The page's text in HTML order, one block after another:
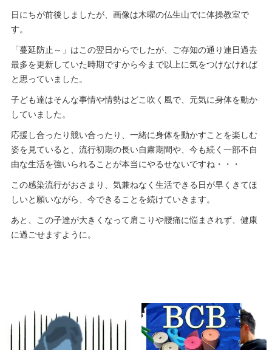
日にちが前後しましたが、画像は木曜の仏生山でに体操教室で
す。
「蔓延防止～」はこの翌日からでしたが、ご存知の通り連日過去
最多を更新していた時期ですから今まで以上に気をつけなければ
と思っていました。
子ども達はそんな事情や情勢はどこ吹く風で、元気に身体を動か
していました。
応援し合ったり競い合ったり、一緒に身体を動かすことを楽しむ
姿を見ていると、流行初期の長い自粛期間や、今も続く一部不自
由な生活を強いられることが本当にやるせないですね・・・
この感染流行がおさまり、気兼ねなく生活できる日が早くきてほ
しいと願いながら、今できることを続けていきます。
あと、この子達が大きくなって肩こりや腰痛に悩まされず、健康
に過ごせますように。